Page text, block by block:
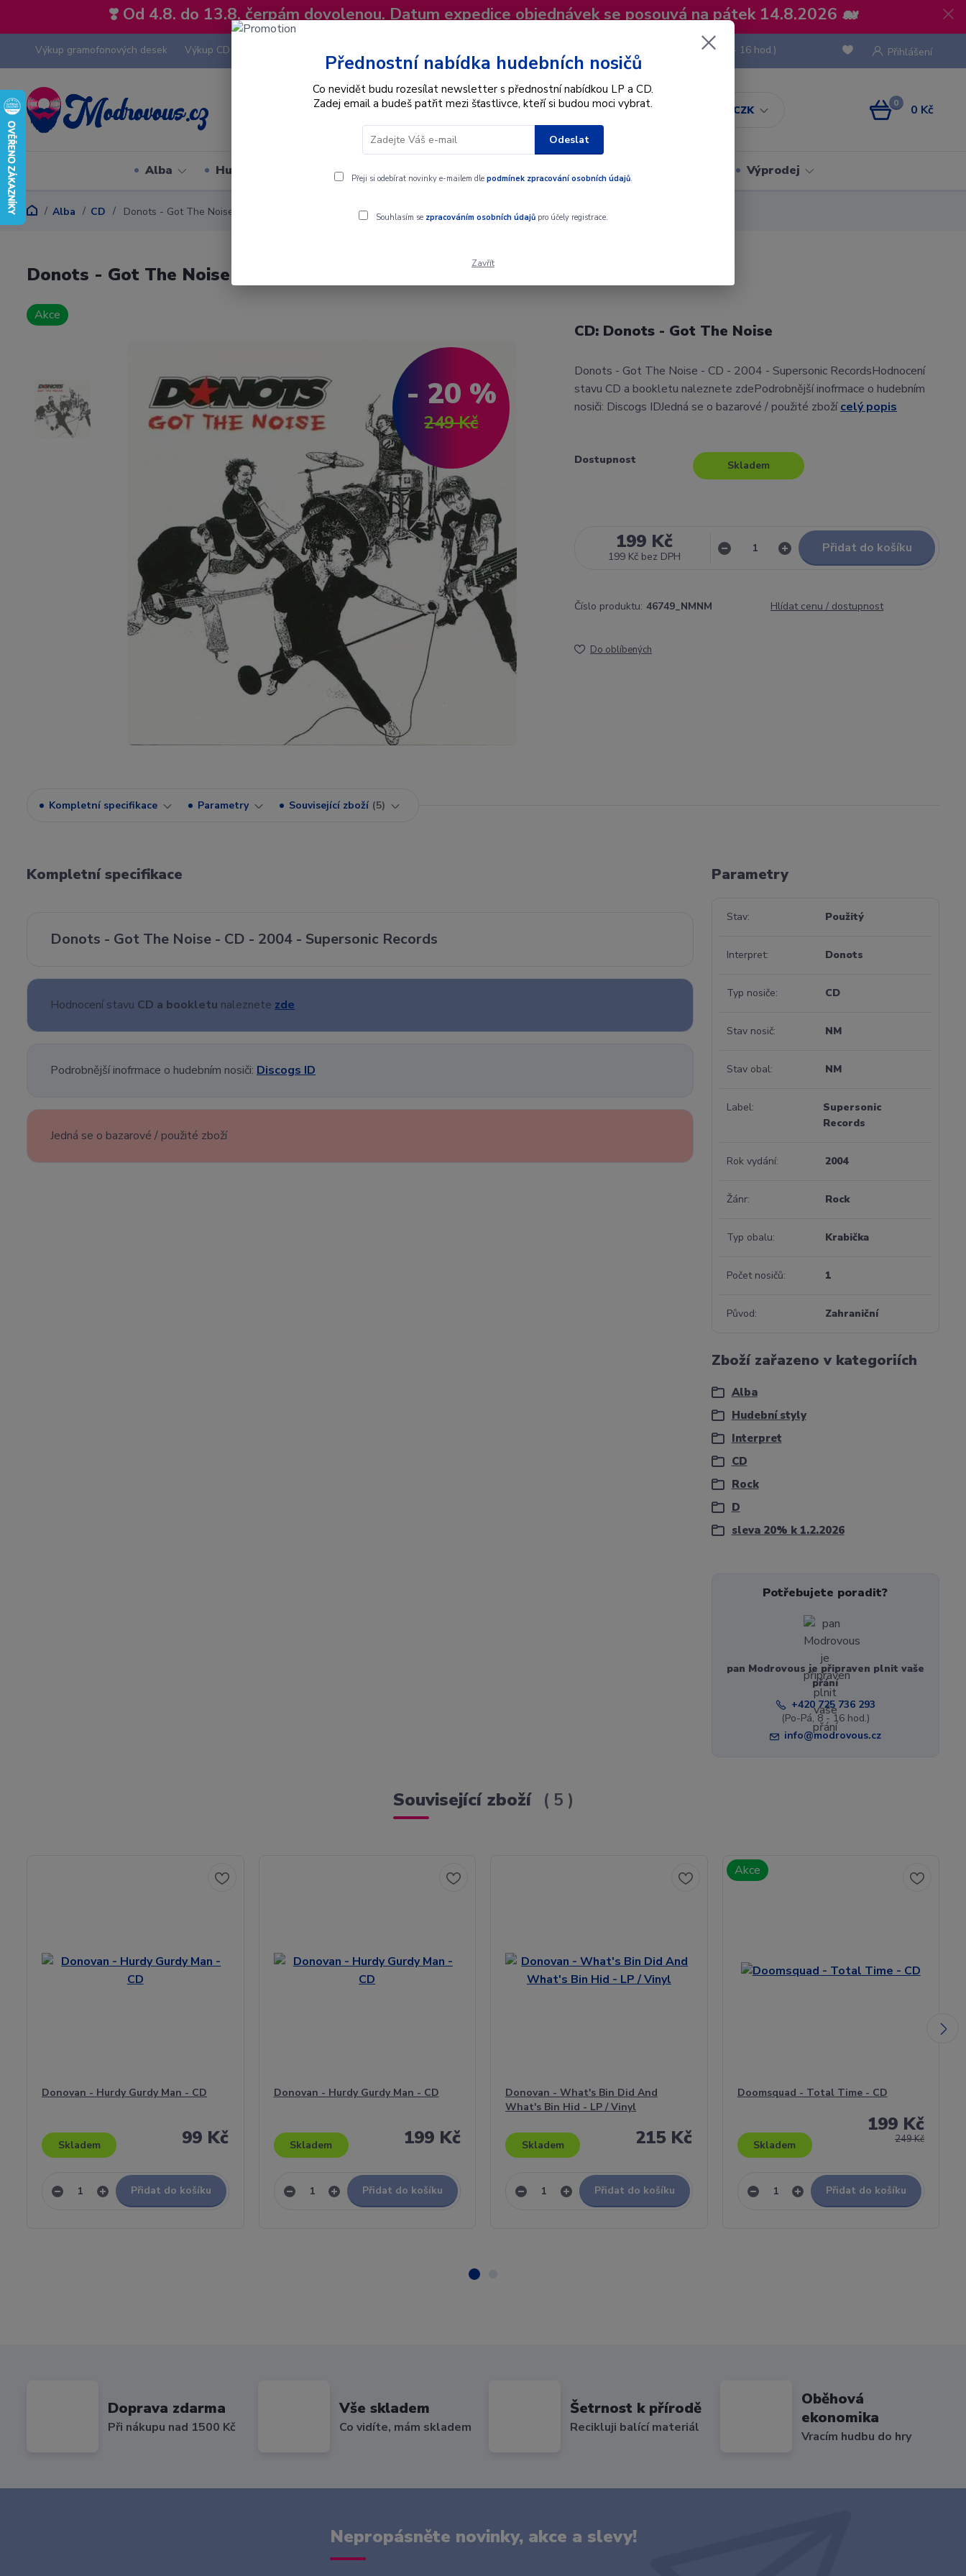
❣️ Od 4.8. do 13.8. čerpám dovolenou. Datum expedice objednávek se posouvá na pátek 14.8.2026 🐋
Výkup gramofonových desek Výkup CD
CZK
Přihlášení
Hledat
(Po-Pá, 8 - 16 hod.)
0 0 Kč
Alba Hudební styly Interpret Dárkové poukazy Výprodej
Alba CD Donots - Got The Noise - CD
Donots - Got The Noise - CD
Akce
249 Kč
- 20 %
CD: Donots - Got The Noise
Donots - Got The Noise - CD - 2004 - Supersonic RecordsHodnocení
stavu CD a bookletu naleznete zdePodrobnější inofrmace o hudebním
nosiči: Discogs IDJedná se o bazarové / použité zbožícelý popis
Dostupnost Skladem
199 Kč
199 Kč bez DPH
Přidat do košíku
Číslo produktu: 46749_NMNM Hlídat cenu / dostupnost
Do oblíbených
Kompletní specifikace Parametry Související zboží 5
Kompletní specifikace
Donots - Got The Noise - CD - 2004 - Supersonic Records
Hodnocení stavu CD a bookletu naleznete zde
Podrobnější inofrmace o hudebním nosiči: Discogs ID
Jedná se o bazarové / použité zboží
Parametry
Stav Použitý
Interpret Donots
Typ nosiče CD
Stav nosič NM
Stav obal NM
Label
Supersonic
Records
Rok vydání 2004
Žánr Rock
Typ obalu Krabička
Počet nosičů 1
Původ Zahraniční
Zboží zařazeno v kategoriích
Alba
Hudební styly
Interpret
CD
Rock
D
sleva 20% k 1.2.2026
Potřebujete poradit?
pan Modrovous je připraven plnit vaše
přání
+420 725 736 293
(Po-Pá, 8 - 16 hod.)
info@modrovous.cz
Související zboží 5
Donovan - Hurdy Gurdy Man - CD
99 Kč
Skladem
Přidat do košíku
Donovan - Hurdy Gurdy Man - CD
199 Kč
Skladem
Přidat do košíku
Donovan - What's Bin Did And
What's Bin Hid - LP / Vinyl
215 Kč
Skladem
Přidat do košíku
Akce
Doomsquad - Total Time - CD
249 Kč
199 Kč
Skladem
Přidat do košíku
Doprava zdarma
Při nákupu nad 1500 Kč
Vše skladem
Co vidíte, mám skladem
Šetrnost k přírodě
Recikluji balící materiál
Oběhová
ekonomika
Vracím hudbu do hry
Nepropásněte novinky, akce a slevy!
Přednostní nabídka hudebních nosičů
Co nevidět budu rozesílat newsletter s přednostní nabídkou LP a CD.
Zadej email a budeš patřit mezi šťastlivce, kteří si budou moci vybrat.
Odeslat
Přeji si odebírat novinky e-mailem dle podmínek zpracování osobních údajů.
Souhlasím se zpracováním osobních údajůpro účely registrace.
Zavřít